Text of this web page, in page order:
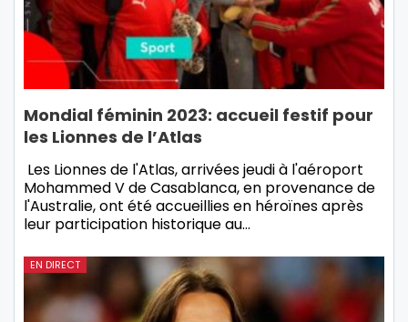
Mondial féminin 2023: accueil festif pour
les Lionnes de l’Atlas
Les Lionnes de l'Atlas, arrivées jeudi à l'aéroport
Mohammed V de Casablanca, en provenance de
l'Australie, ont été accueillies en héroïnes après
leur participation historique au…
EN DIRECT